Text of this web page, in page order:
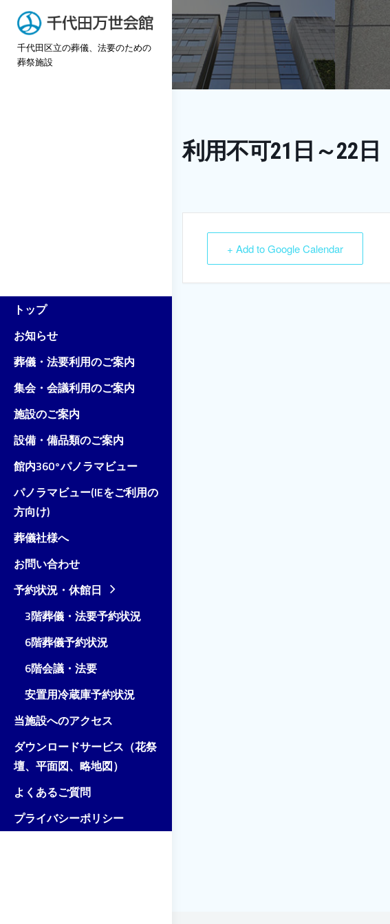
Skip
content
千代田区立の葬儀、法要のための
葬祭施設
トップ
お知らせ
葬儀・法要利用のご案内
集会・会議利用のご案内
施設のご案内
設備・備品類のご案内
館内360°パノラマビュー
パノラマビュー(IEをご利用の
方向け)
葬儀社様へ
お問い合わせ
予約状況・休館日
3階葬儀・法要予約状況
6階葬儀予約状況
6階会議・法要
安置用冷蔵庫予約状況
当施設へのアクセス
ダウンロードサービス（花祭
壇、平面図、略地図）
よくあるご質問
プライバシーポリシー
利用不可21日～22日
+ Add to Google Calendar